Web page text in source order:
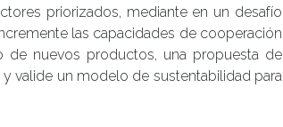
priorizados, mediante en un desafío
las capacidades de cooperación
nuevos productos, una propuesta de
valide un modelo de sustentabilidad para